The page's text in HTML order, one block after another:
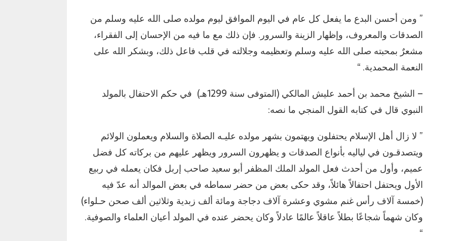
” ومن أحسن البدع ما يفعل كل عام في اليوم الموافق ليوم مولده صلى الله عليه وسلم من
الصدقات والمعروف، وإظهار الزينة والسرور. فإن ذلك مع ما فيه من الإحسان إلى الفقراء،
مشعرٌ بمحبته صلى الله عليه وسلم وتعظيمه وجلالته في قلب فاعل ذلك، وبشكر الله على
النعمة المحمدية. “
– الشيخ محمد بن أحمد عليش المالكي (المتوفى سنة 1299هـ) في حكم الاحتفال بالمولد
النبوي قال في كتابه القول المنجي ما نصه:
” لا زال أهل الإسلام يحتفلون ويهتمون بشهر مولده عليـه الصلاة والسلام ويعملون الولائم
ويتصدقـون في لياليه بأنواع الصدقات و يظهرون السرور ويظهر عليهم من بركاته كل فضل
عميم، وأول من أحدث فعل المولد الملك المظفر أبو سعيد صاحب إربل فكان يعمله في ربيع
الأول ويحتفل احتفالاً هائلاً، وقد حكى بعض من حضر سماطه في بعض الموالد أنه عدّ فيه
(خمسة آلاف رأس غنم مشوي وعشرة آلاف دجاجة ومائة ألف زبدية وثلاثين ألف صحن حـلواء)
وكان شهماً شجاعًا بطلاً عاقلاً عالمًا عادلاً وكان يحضر عنده في المولد أعيان العلماء والصوفية.
“